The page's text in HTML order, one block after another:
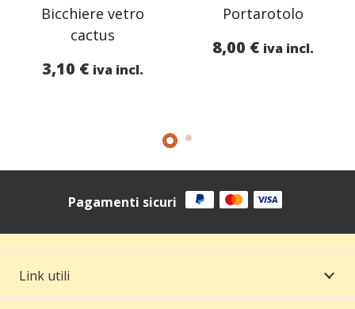
Bicchiere vetro
cactus
3,10 € iva incl.
Portarotolo
8,00 € iva incl.
Pagamenti sicuri
Link utili